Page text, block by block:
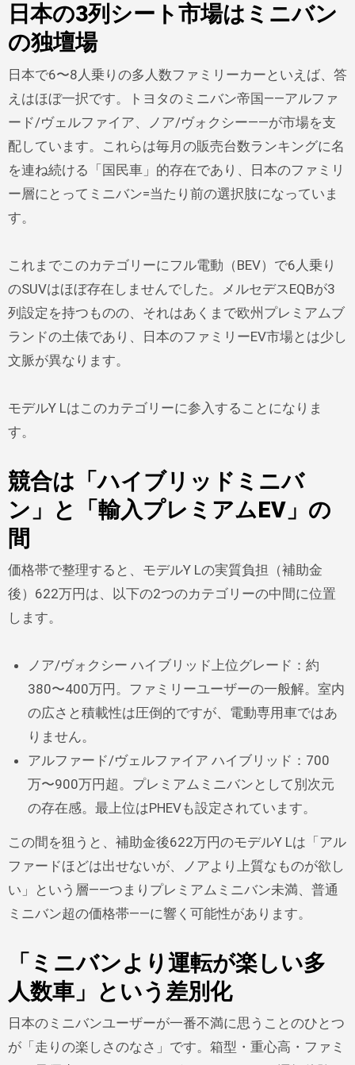
日本の3列シート市場はミニバン
の独壇場
日本で6〜8人乗りの多人数ファミリーカーといえば、答
えはほぼ一択です。トヨタのミニバン帝国——アルファ
ード/ヴェルファイア、ノア/ヴォクシー——が市場を支
配しています。これらは毎月の販売台数ランキングに名
を連ね続ける「国民車」的存在であり、日本のファミリ
ー層にとってミニバン=当たり前の選択肢になっていま
す。
これまでこのカテゴリーにフル電動（BEV）で6人乗り
のSUVはほぼ存在しませんでした。メルセデスEQBが3
列設定を持つものの、それはあくまで欧州プレミアムブ
ランドの土俵であり、日本のファミリーEV市場とは少し
文脈が異なります。
モデルY Lはこのカテゴリーに参入することになりま
す。
競合は「ハイブリッドミニバ
ン」と「輸入プレミアムEV」の
間
価格帯で整理すると、モデルY Lの実質負担（補助金
後）622万円は、以下の2つのカテゴリーの中間に位置
します。
ノア/ヴォクシー ハイブリッド上位グレード：約
380〜400万円。ファミリーユーザーの一般解。室内
の広さと積載性は圧倒的ですが、電動専用車ではあ
りません。
アルファード/ヴェルファイア ハイブリッド：700
万〜900万円超。プレミアムミニバンとして別次元
の存在感。最上位はPHEVも設定されています。
この間を狙うと、補助金後622万円のモデルY Lは「アル
ファードほどは出せないが、ノアより上質なものが欲し
い」という層——つまりプレミアムミニバン未満、普通
ミニバン超の価格帯——に響く可能性があります。
「ミニバンより運転が楽しい多
人数車」という差別化
日本のミニバンユーザーが一番不満に思うことのひとつ
が「走りの楽しさのなさ」です。箱型・重心高・ファミ